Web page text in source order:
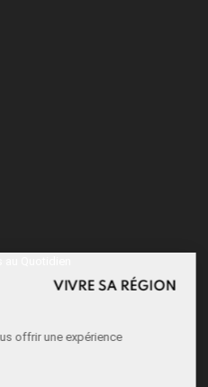
offrir une expérience